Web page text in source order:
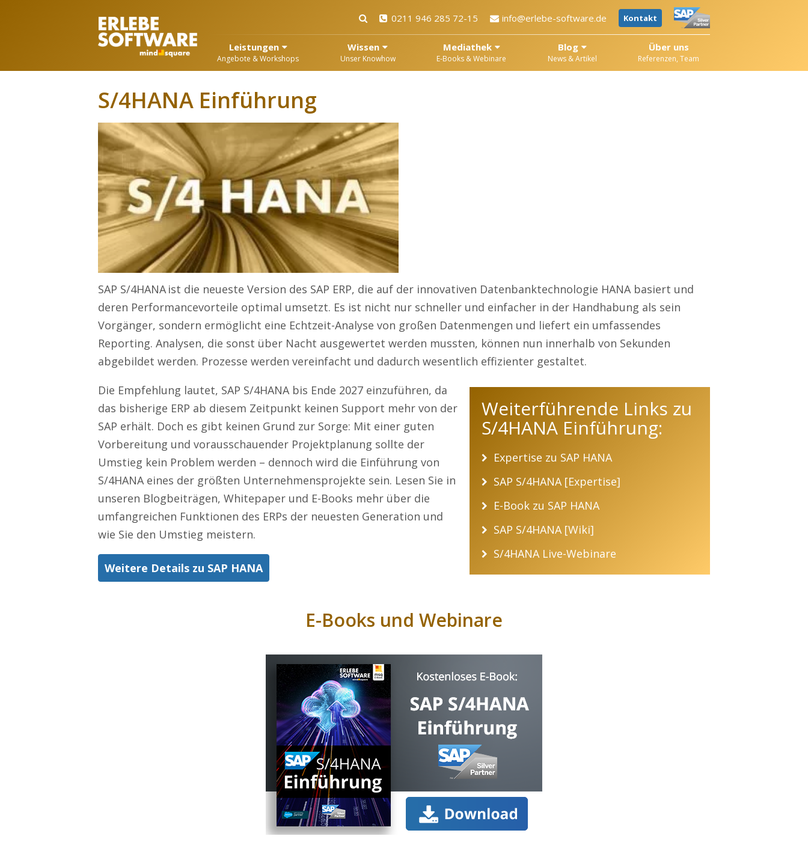
0211 946 285 72-15 info@erlebe-software.de Kontakt
Leistungen
Angebote & Workshops
Wissen
Unser Knowhow
Mediathek
E-Books & Webinare
Blog
News & Artikel
Über uns
Referenzen, Team
S/4HANA Einführung
SAP S/4HANA ist die neueste Version des SAP ERP, die auf der innovativen Datenbanktechnologie HANA basiert und
deren Performancevorteile optimal umsetzt. Es ist nicht nur schneller und einfacher in der Handhabung als sein
Vorgänger, sondern ermöglicht eine Echtzeit-Analyse von großen Datenmengen und liefert ein umfassendes
Reporting. Analysen, die sonst über Nacht ausgewertet werden mussten, können nun innerhalb von Sekunden
abgebildet werden. Prozesse werden vereinfacht und dadurch wesentlich effizienter gestaltet.
Weiterführende Links zu
S/4HANA Einführung:
Expertise zu SAP HANA
SAP S/4HANA [Expertise]
E-Book zu SAP HANA
SAP S/4HANA [Wiki]
S/4HANA Live-Webinare
Die Empfehlung lautet, SAP S/4HANA bis Ende 2027 einzuführen, da
das bisherige ERP ab diesem Zeitpunkt keinen Support mehr von der
SAP erhält. Doch es gibt keinen Grund zur Sorge: Mit einer guten
Vorbereitung und vorausschauender Projektplanung sollte der
Umstieg kein Problem werden – dennoch wird die Einführung von
S/4HANA eines der größten Unternehmensprojekte sein. Lesen Sie in
unseren Blogbeiträgen, Whitepaper und E-Books mehr über die
umfangreichen Funktionen des ERPs der neuesten Generation und
wie Sie den Umstieg meistern.
Weitere Details zu SAP HANA
E-Books und Webinare